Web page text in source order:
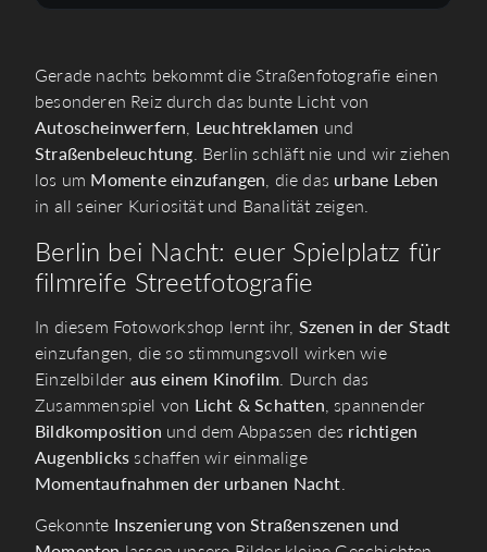
Gerade nachts bekommt die Straßenfotografie einen
besonderen Reiz durch das bunte Licht von
Autoscheinwerfern, Leuchtreklamen und
Straßenbeleuchtung. Berlin schläft nie und wir ziehen
los um Momente einzufangen, die das urbane Leben
in all seiner Kuriosität und Banalität zeigen.
Berlin bei Nacht: euer Spielplatz für
filmreife Streetfotografie
In diesem Fotoworkshop lernt ihr, Szenen in der Stadt
einzufangen, die so stimmungsvoll wirken wie
Einzelbilder aus einem Kinofilm. Durch das
Zusammenspiel von Licht & Schatten, spannender
Bildkomposition und dem Abpassen des richtigen
Augenblicks schaffen wir einmalige
Momentaufnahmen der urbanen Nacht.
Gekonnte Inszenierung von Straßenszenen und